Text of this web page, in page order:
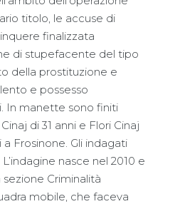
titolo, le accuse di
finalizzata
di stupefacente del tipo
della prostituzione e
e possesso
In manette sono finiti
di 31 anni e Flori Cinaj
Frosinone. Gli indagati
nasce nel 2010 e
Criminalità
mobile, che faceva